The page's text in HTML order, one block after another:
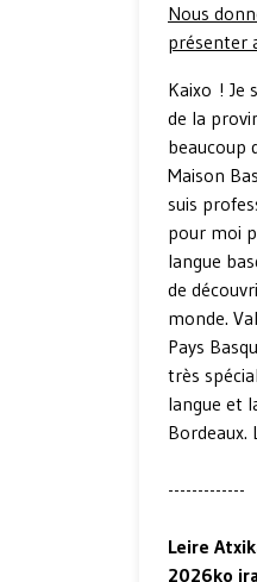
Nous
présenter
Kaixo ! Je
de la
beaucoup
Maison
suis
pour moi
langue
de
monde.
Pays
très
langue et
Bordeaux.
-------------
Leire
2026ko